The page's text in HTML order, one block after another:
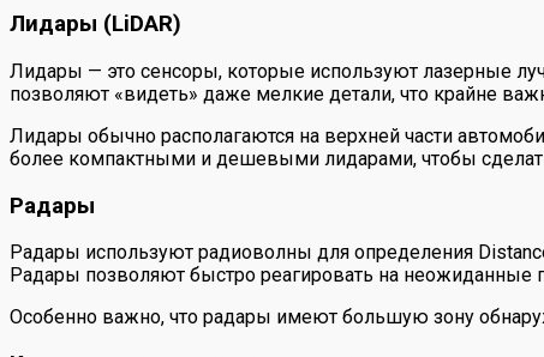
Лидары (LiDAR)
Лидары — это сенсоры, которые используют лазерные
позволяют «видеть» даже мелкие детали, что крайне
Лидары обычно располагаются на верхней части
более компактными и дешевыми лидарами, чтобы
Радары
Радары используют радиоволны для определения
Радары позволяют быстро реагировать на неожиданные
Особенно важно, что радары имеют большую зону